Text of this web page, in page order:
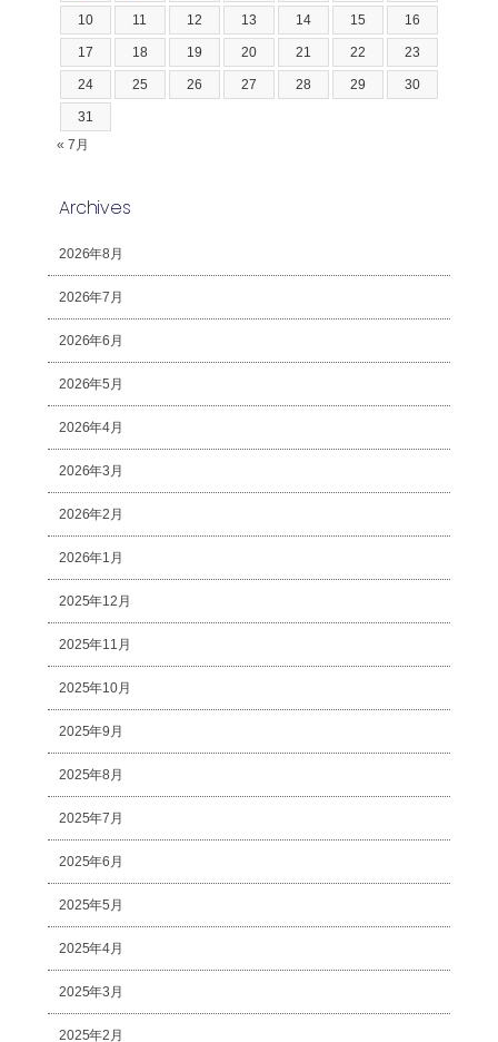
10 11 12 13 14 15 16
17 18 19 20 21 22 23
24 25 26 27 28 29 30
31
« 7月
Archives
2026年8月
2026年7月
2026年6月
2026年5月
2026年4月
2026年3月
2026年2月
2026年1月
2025年12月
2025年11月
2025年10月
2025年9月
2025年8月
2025年7月
2025年6月
2025年5月
2025年4月
2025年3月
2025年2月